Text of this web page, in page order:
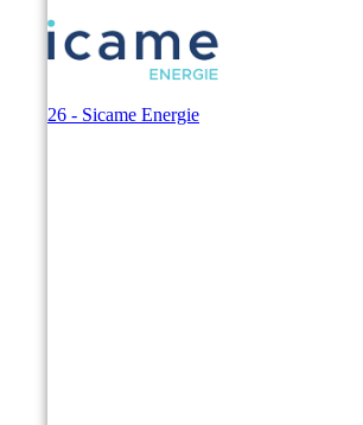
© 2026 - Sicame Energie